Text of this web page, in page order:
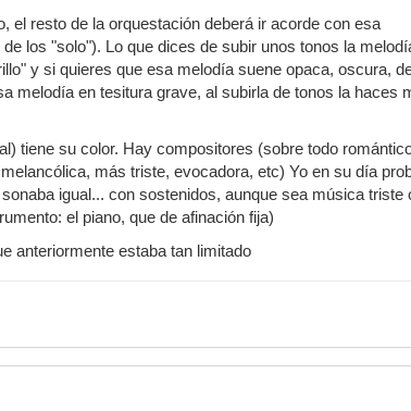
el resto de la orquestación deberá ir acorde con esa
los "solo"). Lo que dices de subir unos tonos la
y si quieres que esa melodía suene opaca, oscura,
melodía en tesitura grave, al subirla de tonos la haces
tiene su color. Hay compositores (sobre todo
más triste, evocadora, etc) Yo en su día
igual... con sostenidos, aunque sea música triste
el piano, que de afinación fija)
anteriormente estaba tan limitado